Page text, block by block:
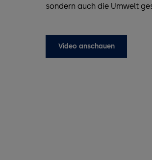
sondern auch die Umwelt
Video anschauen